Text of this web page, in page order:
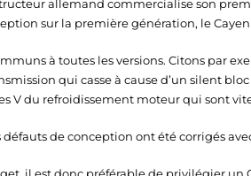
allemand commercialise son
sur la première génération, le
à toutes les versions. Citons par
qui casse à cause d’un silent
V du refroidissement moteur qui sont
défauts de conception ont été corrigés